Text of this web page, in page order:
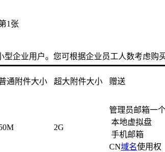
型企业用户。您可根据企业员工人数考虑购
通附件大小 超大附件大小 赠送
2G
管理员邮箱一个
本地虚拟盘
手机邮箱
CN域名使用权